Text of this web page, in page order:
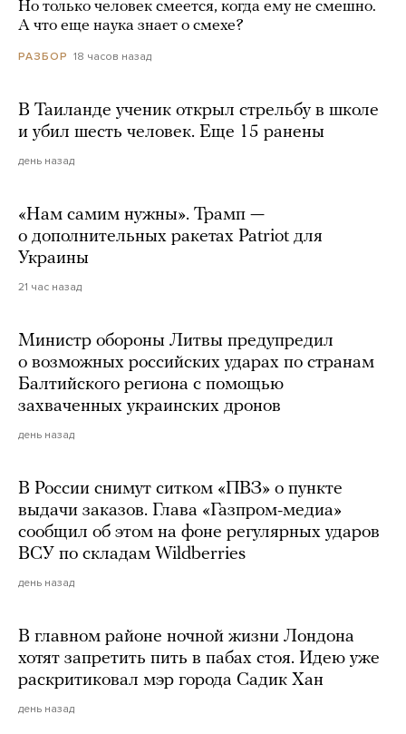
Но только человек смеется, когда ему не смешно.
А что еще наука знает о смехе?
РАЗБОР 18 часов назад
В Таиланде ученик открыл стрельбу в школе
и убил шесть человек. Еще 15 ранены
день назад
«Нам самим нужны». Трамп —
о дополнительных ракетах Patriot для
Украины
21 час назад
Министр обороны Литвы предупредил
о возможных российских ударах по странам
Балтийского региона с помощью
захваченных украинских дронов
день назад
В России снимут ситком «ПВЗ» о пункте
выдачи заказов. Глава «Газпром-медиа»
сообщил об этом на фоне регулярных ударов
ВСУ по складам Wildberries
день назад
В главном районе ночной жизни Лондона
хотят запретить пить в пабах стоя. Идею уже
раскритиковал мэр города Садик Хан
день назад